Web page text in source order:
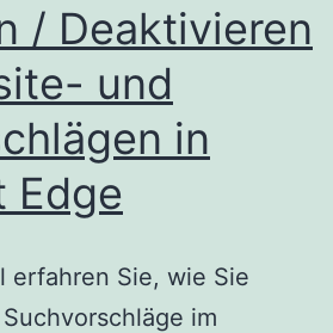
/ Deaktivieren
und
in
Edge
erfahren Sie, wie Sie
im